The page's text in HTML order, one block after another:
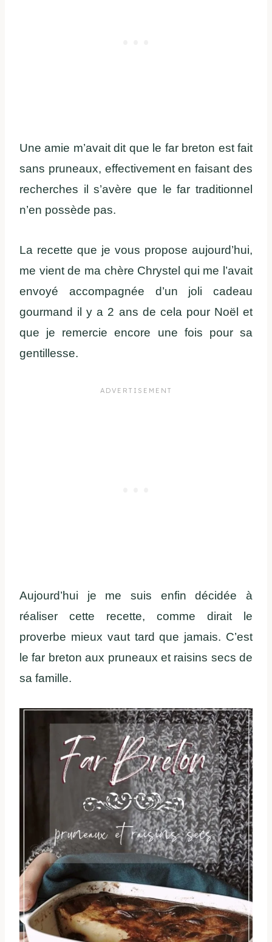
Une amie m’avait dit que le far breton est fait
sans pruneaux, effectivement en faisant des
recherches il s’avère que le far traditionnel
n’en possède pas.
La recette que je vous propose aujourd’hui,
me vient de ma chère Chrystel qui me l’avait
envoyé accompagnée d’un joli cadeau
gourmand il y a 2 ans de cela pour Noël et
que je remercie encore une fois pour sa
gentillesse.
Aujourd’hui je me suis enfin décidée à
réaliser cette recette, comme dirait le
proverbe mieux vaut tard que jamais. C’est
le far breton aux pruneaux et raisins secs de
sa famille.